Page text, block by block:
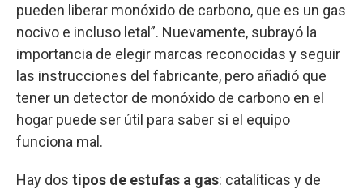
pueden liberar monóxido de carbono, que es un gas
nocivo e incluso letal”. Nuevamente, subrayó la
importancia de elegir marcas reconocidas y seguir
las instrucciones del fabricante, pero añadió que
tener un detector de monóxido de carbono en el
hogar puede ser útil para saber si el equipo
funciona mal.
Hay dos tipos de estufas a gas: catalíticas y de